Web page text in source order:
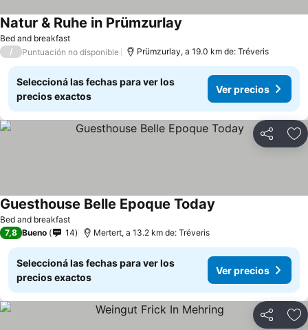
Bed and breakfast
Natur & Ruhe in Prümzurlay
/ Puntuación no disponible Prümzurlay, a 19.0 km de: Tréveris
Seleccioná las fechas para ver los
precios exactos
Ver precios
Compartir
Bed and breakfast
Guesthouse Belle Epoque Today
7,8 Bueno 14 Mertert, a 13.2 km de: Tréveris
Seleccioná las fechas para ver los
precios exactos
Ver precios
Compartir